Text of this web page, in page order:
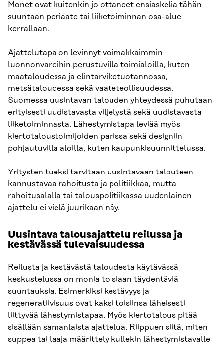
Monet ovat kuitenkin jo ottaneet ensiaskelia tähän
suuntaan periaate tai liiketoiminnan osa-alue
kerrallaan.
Ajattelutapa on levinnyt voimakkaimmin
luonnonvaroihin perustuvilla toimialoilla, kuten
maataloudessa ja elintarviketuotannossa,
metsätaloudessa sekä vaateteollisuudessa.
Suomessa uusintavan talouden yhteydessä puhutaan
erityisesti uudistavasta viljelystä sekä uudistavasta
liiketoiminnasta. Lähestymistapa leviää myös
kiertotaloustoimijoiden parissa sekä designiin
pohjautuvilla aloilla, kuten kaupunkisuunnittelussa.
Yritysten tueksi tarvitaan uusintavaan talouteen
kannustavaa rahoitusta ja politiikkaa, mutta
rahoitusalalla tai talouspolitiikassa uudenlainen
ajattelu ei vielä juurikaan näy.
Uusintava talousajattelu reilussa ja
kestävässä tulevaisuudessa
Reilusta ja kestävästä taloudesta käytävässä
keskustelussa on monia toisiaan täydentäviä
suuntauksia. Esimerkiksi kestävyys ja
regeneratiivisuus ovat kaksi toisiinsa läheisesti
liittyvää lähestymistapaa. Myös kiertotalous pitää
sisällään samanlaista ajattelua. Riippuen siitä, miten
suppea tai laaja määrittely kullekin lähestymistavalle